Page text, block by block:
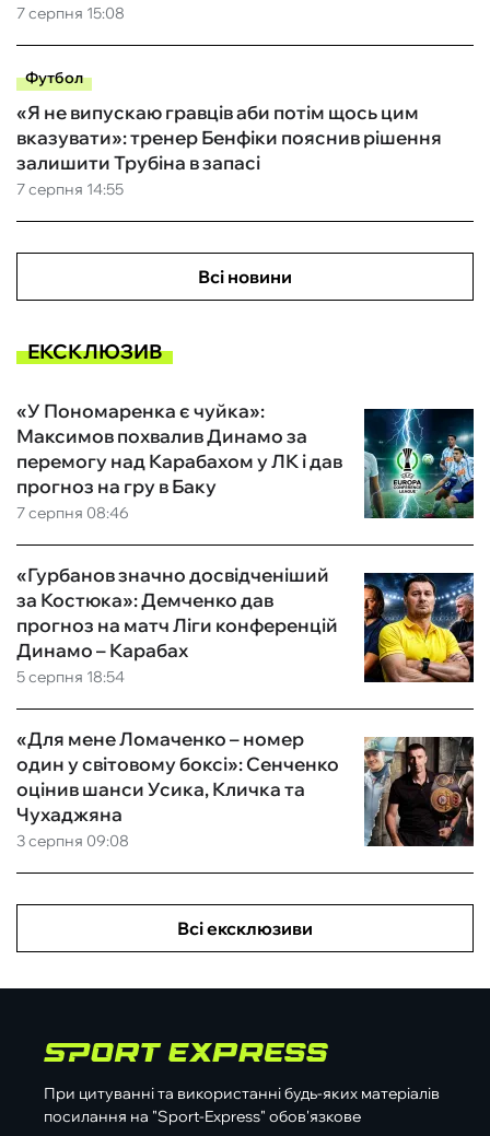
7 серпня 15:08
Футбол
7 серпня 14:55
«Я не випускаю гравців аби потім щось цим
вказувати»: тренер Бенфіки пояснив рішення
залишити Трубіна в запасі
Всі новини
ЕКСКЛЮЗИВ
7 серпня 08:46
«У Пономаренка є чуйка»:
Максимов похвалив Динамо за
перемогу над Карабахом у ЛК і дав
прогноз на гру в Баку
5 серпня 18:54
«Гурбанов значно досвідченіший
за Костюка»: Демченко дав
прогноз на матч Ліги конференцій
Динамо – Карабах
3 серпня 09:08
«Для мене Ломаченко – номер
один у світовому боксі»: Сенченко
оцінив шанси Усика, Кличка та
Чухаджяна
Всі ексклюзиви
При цитуванні та використанні будь-яких матеріалів
посилання на "Sport-Express" обов'язкове